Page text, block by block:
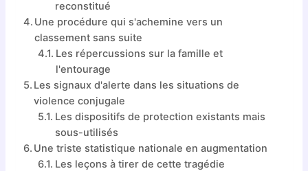
reconstitué
Une procédure qui s'achemine vers un
classement sans suite
Les répercussions sur la famille et
l'entourage
Les signaux d'alerte dans les situations de
violence conjugale
Les dispositifs de protection existants mais
sous-utilisés
Une triste statistique nationale en augmentation
Les leçons à tirer de cette tragédie